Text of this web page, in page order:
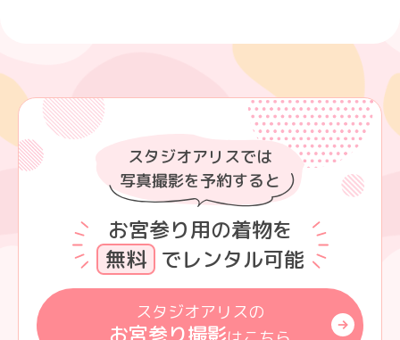
スタジオアリスでは
写真撮影を予約すると
お宮参り用の着物を
無料 でレンタル可能
スタジオアリスの
お宮参り撮影